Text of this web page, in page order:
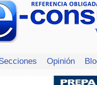
Opinión